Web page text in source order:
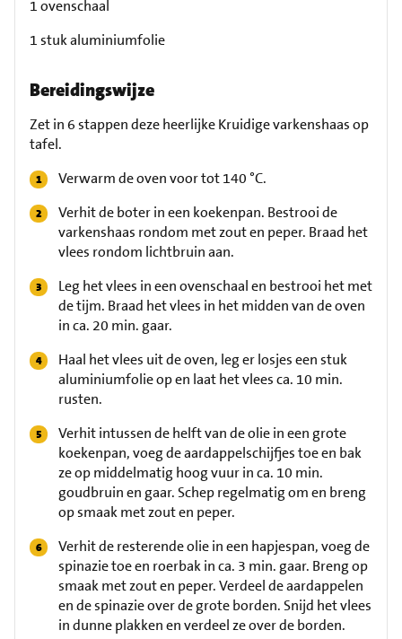
1 ovenschaal
1 stuk aluminiumfolie
Bereidingswijze
Zet in 6 stappen deze heerlijke Kruidige varkenshaas op
tafel.
Verwarm de oven voor tot 140 °C.
Verhit de boter in een koekenpan. Bestrooi de
varkenshaas rondom met zout en peper. Braad het
vlees rondom lichtbruin aan.
Leg het vlees in een ovenschaal en bestrooi het met
de tijm. Braad het vlees in het midden van de oven
in ca. 20 min. gaar.
Haal het vlees uit de oven, leg er losjes een stuk
aluminiumfolie op en laat het vlees ca. 10 min.
rusten.
Verhit intussen de helft van de olie in een grote
koekenpan, voeg de aardappelschijfjes toe en bak
ze op middelmatig hoog vuur in ca. 10 min.
goudbruin en gaar. Schep regelmatig om en breng
op smaak met zout en peper.
Verhit de resterende olie in een hapjespan, voeg de
spinazie toe en roerbak in ca. 3 min. gaar. Breng op
smaak met zout en peper. Verdeel de aardappelen
en de spinazie over de grote borden. Snijd het vlees
in dunne plakken en verdeel ze over de borden.